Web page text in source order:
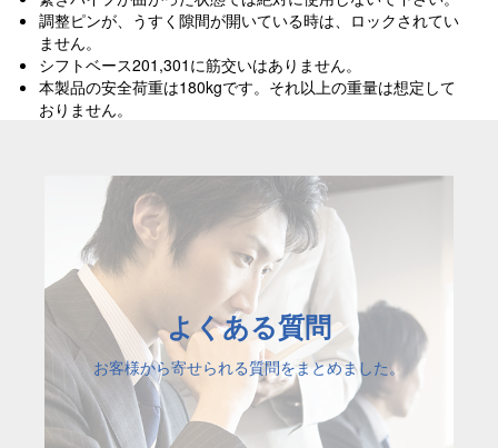
調整ピンが、うすく隙間が開いている時は、ロックされてい
ません。
シフトベース201,301に筋交いはありません。
本製品の安全荷重は180kgです。それ以上の重量は想定して
おりません。
よくある質問
お客様から寄せられる質問をまとめました。